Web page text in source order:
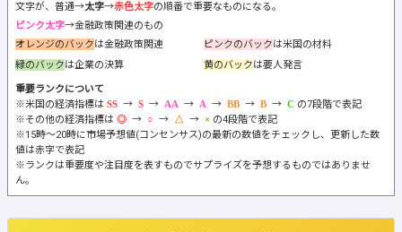
文字が、普通→太字→赤色太字の順番で重要なものになる。
ピンク太字→金融政策関連のもの
オレンジのバックは金融政策関連 ピンクのバックは米国の材料
緑のバックは企業の決算 黄のバックは要人発言
重要ランクについて
※米国の経済指標は
→ → → → → →
の7段階で表記
※その他の経済指標は
→ → →
の4段階で表記
※15時～20時に市場予想値(コンセンサス)の最新の数値をチェックし、更新した数
値は赤字で表記
※ランクは重要度や注目度を表すものでサプライズを予想するものではありませ
ん。